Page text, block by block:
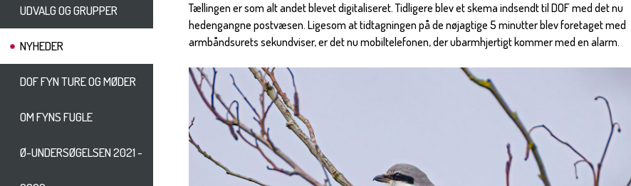
UDVALG OG GRUPPER
NYHEDER
DOF FYN TURE OG MØDER
OM FYNS FUGLE
Ø-UNDERSØGELSEN 2021 -
Tællingen er som alt andet blevet digitaliseret. Tidligere blev et skema indsendt til DOF med det nu
hedengangne postvæsen. Ligesom at tidtagningen på de nøjagtige 5 minutter blev foretaget med
armbåndsurets sekundviser, er det nu mobiltelefonen, der ubarmhjertigt kommer med en alarm.